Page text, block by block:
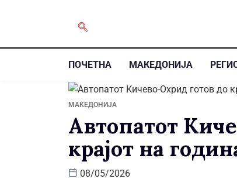
ПОЧЕТНА МАКЕДОНИЈА
МАКЕДОНИЈА
Автопатот
крајот на
08/05/2026